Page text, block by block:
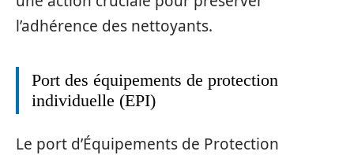
l’adhérence des nettoyants.
Port des équipements de protection
individuelle (EPI)
Le port d’Équipements de Protection